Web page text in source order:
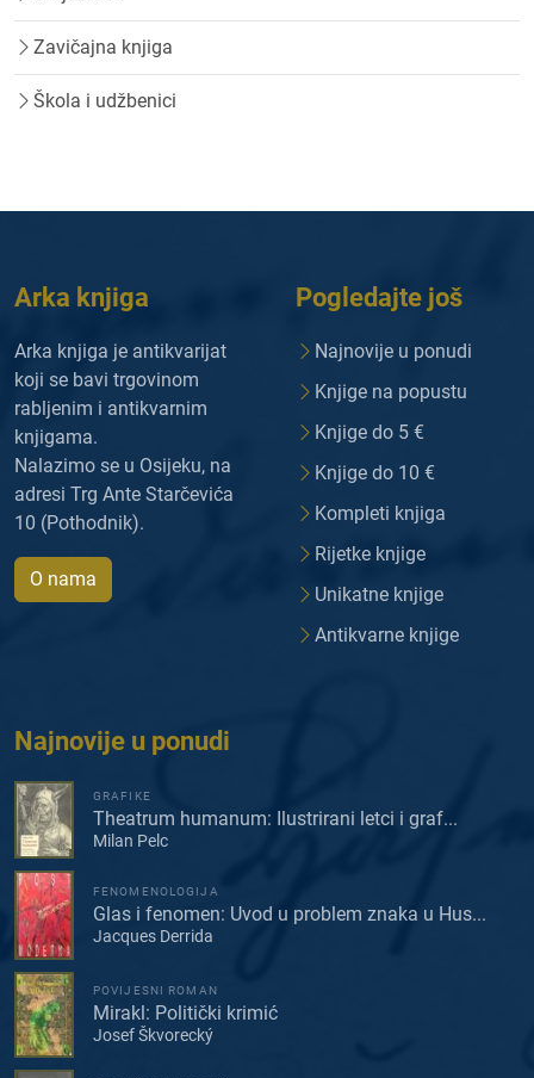
Zavičajna knjiga
Škola i udžbenici
Arka knjiga
Arka knjiga je antikvarijat
koji se bavi trgovinom
rabljenim i antikvarnim
knjigama.
Nalazimo se u Osijeku, na
adresi Trg Ante Starčevića
10 (Pothodnik).
O nama
Pogledajte još
Najnovije u ponudi
Knjige na popustu
Knjige do 5 €
Knjige do 10 €
Kompleti knjiga
Rijetke knjige
Unikatne knjige
Antikvarne knjige
Najnovije u ponudi
GRAFIKE
Theatrum humanum: Ilustrirani letci i graf...
Milan Pelc
FENOMENOLOGIJA
Glas i fenomen: Uvod u problem znaka u Hus...
Jacques Derrida
POVIJESNI ROMAN
Mirakl: Politički krimić
Josef Škvorecký